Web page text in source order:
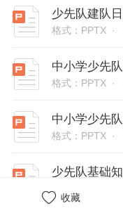
少先队建队
格式：PPTX ·
中小学少先
格式：PPTX ·
中小学少先
格式：PPTX ·
少先队基础
 收藏